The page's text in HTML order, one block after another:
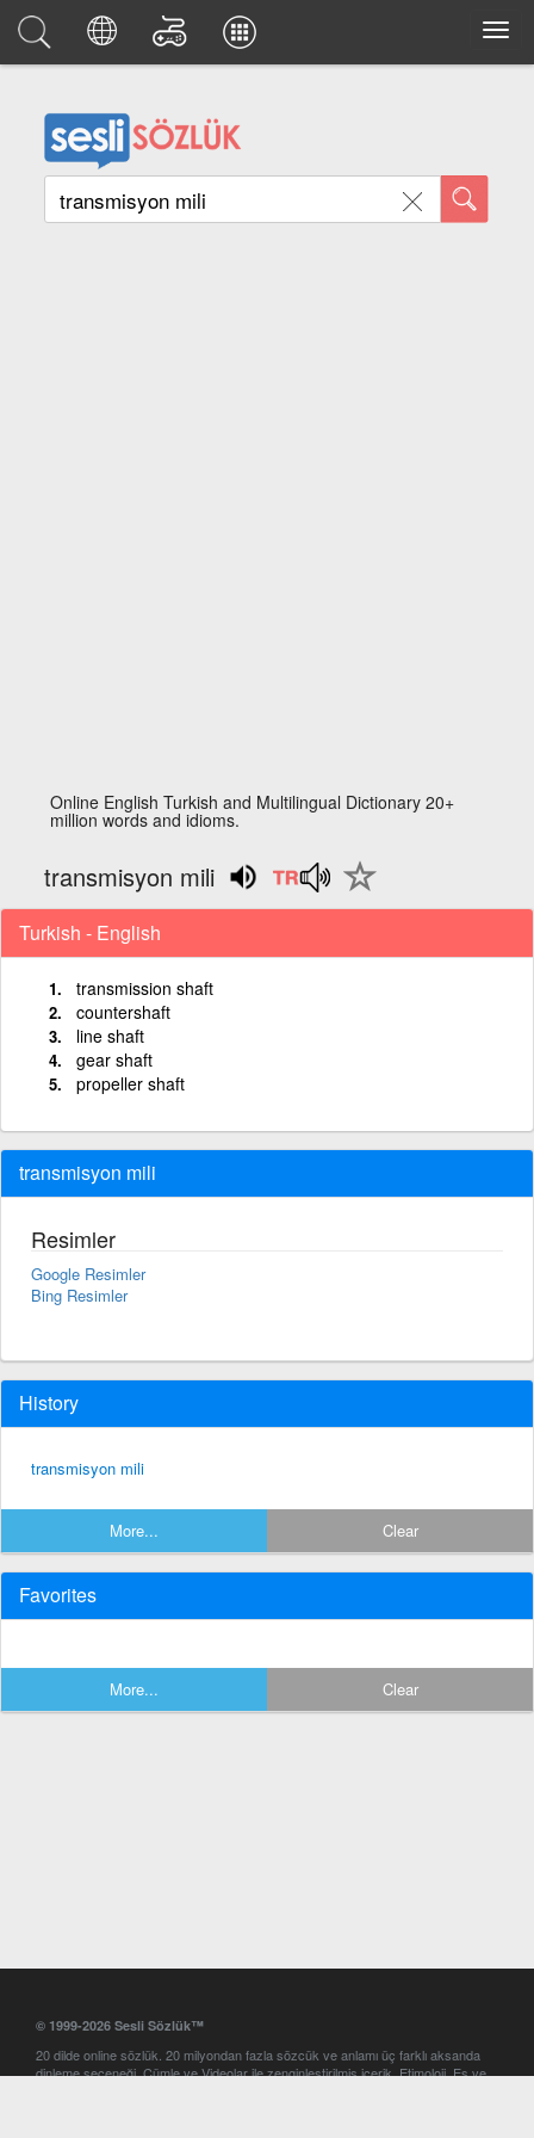
Online English Turkish and Multilingual Dictionary 20+
million words and idioms.
transmisyon mili
Turkish - English
transmission shaft
countershaft
line shaft
gear shaft
propeller shaft
transmisyon mili
Resimler
Google Resimler
Bing Resimler
History
transmisyon mili
More... Clear
Favorites
More... Clear
© 1999-2026 Sesli Sözlük™
20 dilde online sözlük. 20 milyondan fazla sözcük ve anlamı üç farklı aksanda
dinleme seçeneği. Cümle ve Videolar ile zenginleştirilmiş içerik. Etimoloji, Eş ve